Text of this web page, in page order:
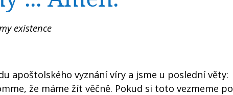
existence
apoštolského vyznání víry a jsme u poslední věty:
že máme žít věčně. Pokud si toto vezmeme po